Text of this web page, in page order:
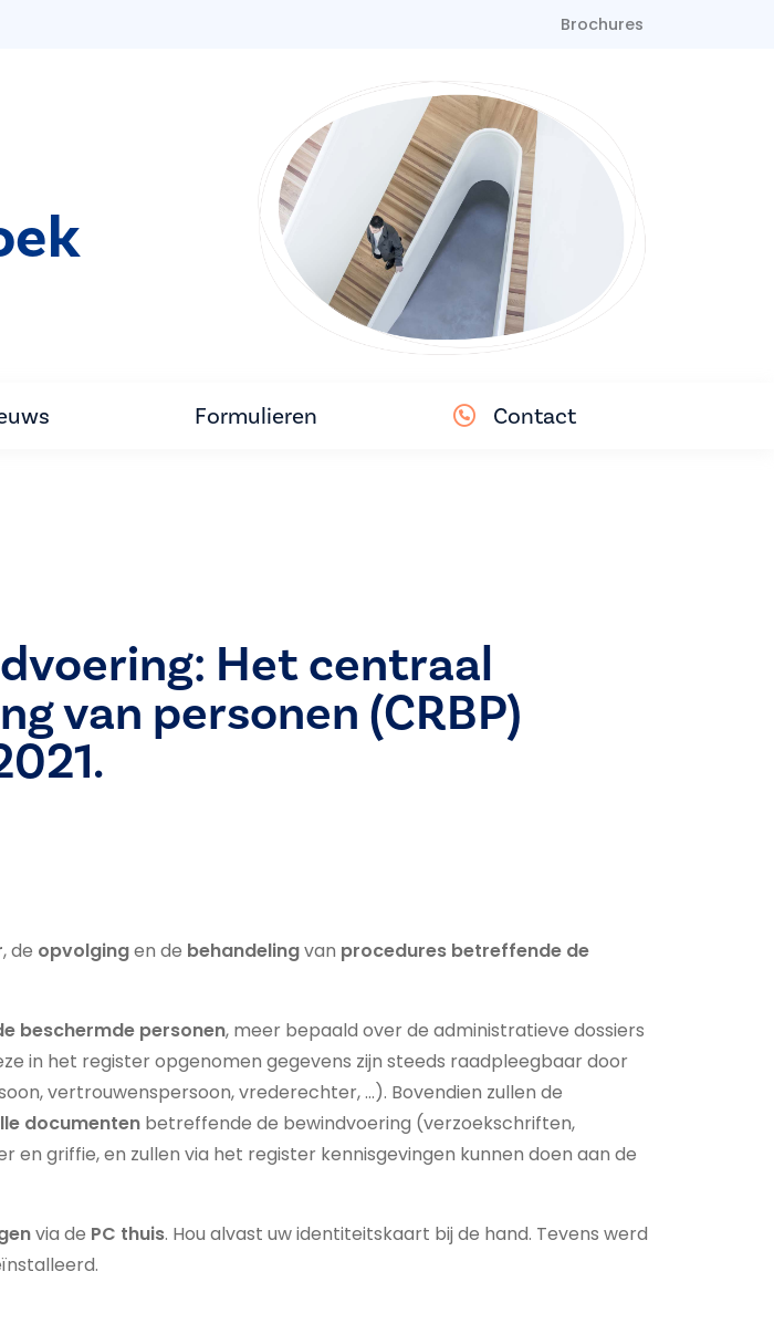
Brochures
Formulieren Contact
Het centraal
van personen (CRBP)
, de opvolgingen de behandelingvan procedures betreffende de
beschermde personen, meer bepaald over de administratieve dossiers
in het register opgenomen gegevens zijn steeds raadpleegbaar door
vertrouwenspersoon, vrederechter, …). Bovendien zullen de
documenten betreffende de bewindvoering (verzoekschriften,
en griffie, en zullen via het register kennisgevingen kunnen doen aan de
via de PC thuis. Hou alvast uw identiteitskaart bij de hand. Tevens werd